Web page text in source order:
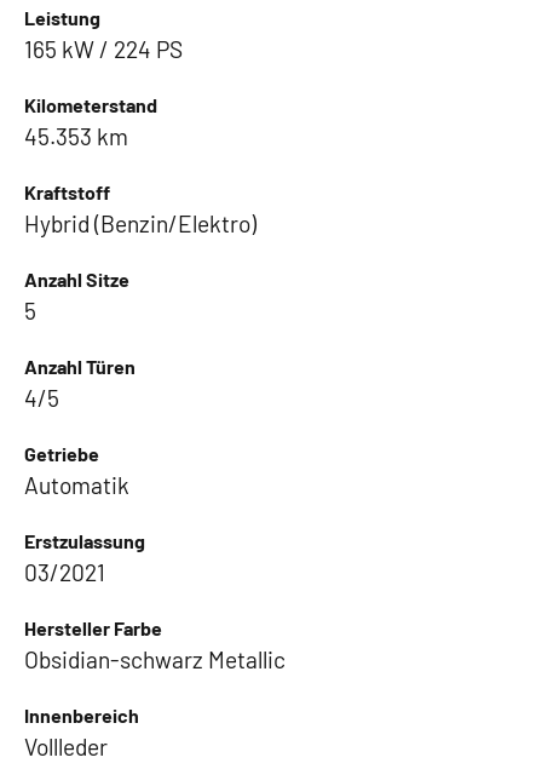
Leistung
165 kW / 224 PS
Kilometerstand
45.353 km
Kraftstoff
Hybrid (Benzin/Elektro)
Anzahl Sitze
5
Anzahl Türen
4/5
Getriebe
Automatik
Erstzulassung
03/2021
Hersteller Farbe
Obsidian-schwarz Metallic
Innenbereich
Vollleder